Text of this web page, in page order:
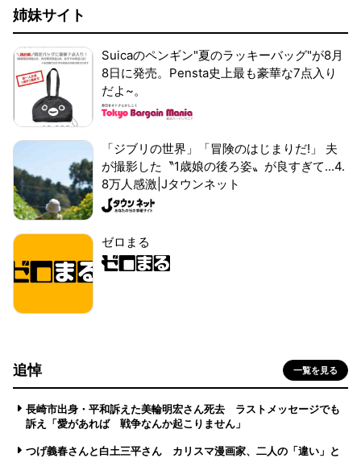
姉妹サイト
Suicaのペンギン"夏のラッキーバッグ"が8月
8日に発売。Pensta史上最も豪華な7点入り
だよ~。
「ジブリの世界」「冒険のはじまりだ!」 夫
が撮影した〝1歳娘の後ろ姿〟が良すぎて...4.
8万人感激|Jタウンネット
ゼロまる
追悼 一覧を見る
長崎市出身・平和訴えた美輪明宏さん死去 ラストメッセージでも
訴え「愛があれば 戦争なんか起こりません」
つげ義春さんと白土三平さん カリスマ漫画家、二人の「違い」と